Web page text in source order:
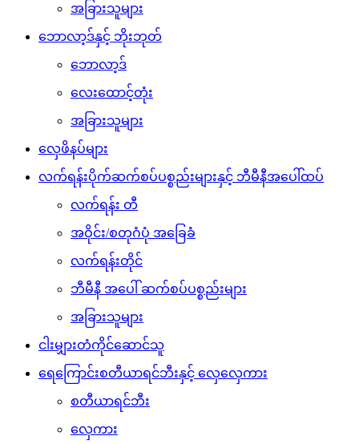
အခြားသူများ
ဘောလာ့ဒ်နှင့် ဘိုးဘုတ်
ဘောလာ့ဒ်
လေးထောင့်တုံး
အခြားသူများ
လှေဖိနပ်များ
လက်ရန်းပိုက်ဆက်စပ်ပစ္စည်းများနှင့် ဘီမီနီအပေါ်ထပ်
လက်ရန်း တီ
အဝိုင်း/စတုဂံပုံ အခြေခံ
လက်ရန်းတိုင်
ဘီမီနီ အပေါ် ဆက်စပ်ပစ္စည်းများ
အခြားသူများ
ငါးမျှားတံကိုင်ဆောင်သူ
ရေကြောင်းစတီယာရင်ဘီးနှင့် လှေလှေကား
စတီယာရင်ဘီး
လှေကား